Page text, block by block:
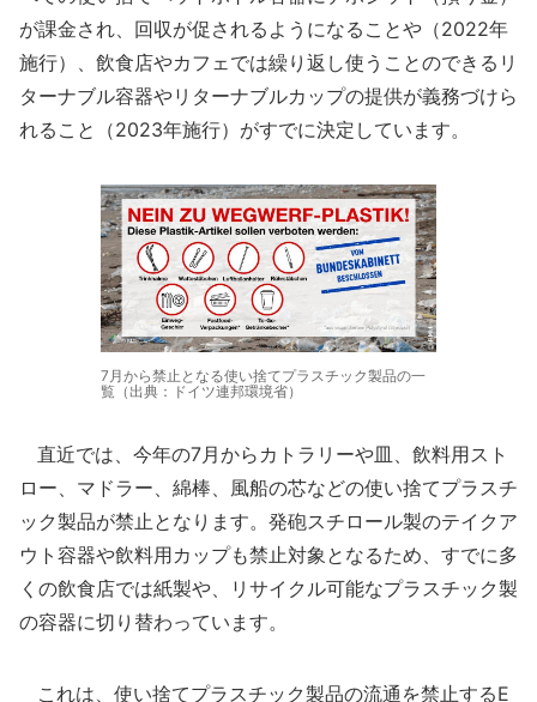
が課金され、回収が促されるようになることや（2022年
施行）、飲食店やカフェでは繰り返し使うことのできるリ
ターナブル容器やリターナブルカップの提供が義務づけら
れること（2023年施行）がすでに決定しています。
7月から禁止となる使い捨てプラスチック製品の一
覧（出典：ドイツ連邦環境省）
直近では、今年の7月からカトラリーや皿、飲料用スト
ロー、マドラー、綿棒、風船の芯などの使い捨てプラスチ
ック製品が禁止となります。発砲スチロール製のテイクア
ウト容器や飲料用カップも禁止対象となるため、すでに多
くの飲食店では紙製や、リサイクル可能なプラスチック製
の容器に切り替わっています。
これは、使い捨てプラスチック製品の流通を禁止するE